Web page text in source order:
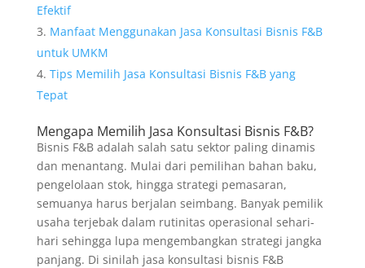
Efektif
Manfaat Menggunakan Jasa Konsultasi Bisnis F&B
untuk UMKM
Tips Memilih Jasa Konsultasi Bisnis F&B yang
Tepat
Mengapa Memilih Jasa Konsultasi Bisnis F&B?
Bisnis F&B adalah salah satu sektor paling dinamis
dan menantang. Mulai dari pemilihan bahan baku,
pengelolaan stok, hingga strategi pemasaran,
semuanya harus berjalan seimbang. Banyak pemilik
usaha terjebak dalam rutinitas operasional sehari-
hari sehingga lupa mengembangkan strategi jangka
panjang. Di sinilah jasa konsultasi bisnis F&B